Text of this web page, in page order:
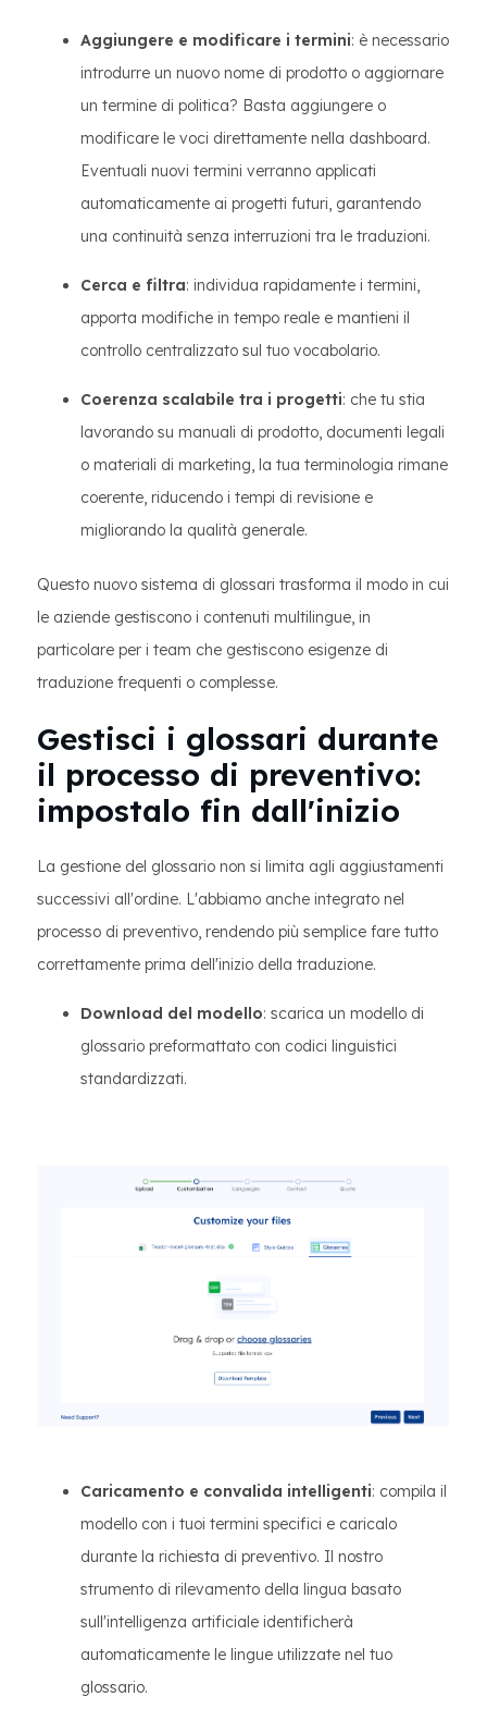
Aggiungere e modificare i termini: è necessario
introdurre un nuovo nome di prodotto o aggiornare
un termine di politica? Basta aggiungere o
modificare le voci direttamente nella dashboard.
Eventuali nuovi termini verranno applicati
automaticamente ai progetti futuri, garantendo
una continuità senza interruzioni tra le traduzioni.
Cerca e filtra: individua rapidamente i termini,
apporta modifiche in tempo reale e mantieni il
controllo centralizzato sul tuo vocabolario.
Coerenza scalabile tra i progetti: che tu stia
lavorando su manuali di prodotto, documenti legali
o materiali di marketing, la tua terminologia rimane
coerente, riducendo i tempi di revisione e
migliorando la qualità generale.
Questo nuovo sistema di glossari trasforma il modo in cui
le aziende gestiscono i contenuti multilingue, in
particolare per i team che gestiscono esigenze di
traduzione frequenti o complesse.
Gestisci i glossari durante
il processo di preventivo:
impostalo fin dall'inizio
La gestione del glossario non si limita agli aggiustamenti
successivi all'ordine. L'abbiamo anche integrato nel
processo di preventivo, rendendo più semplice fare tutto
correttamente prima dell'inizio della traduzione.
Download del modello: scarica un modello di
glossario preformattato con codici linguistici
standardizzati.
Caricamento e convalida intelligenti: compila il
modello con i tuoi termini specifici e caricalo
durante la richiesta di preventivo. Il nostro
strumento di rilevamento della lingua basato
sull'intelligenza artificiale identificherà
automaticamente le lingue utilizzate nel tuo
glossario.